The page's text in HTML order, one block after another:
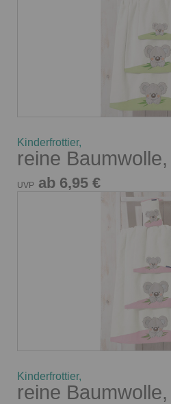
Kinderfrottier,
reine
UVP ab 6,95 €
Kinderfrottier,
reine